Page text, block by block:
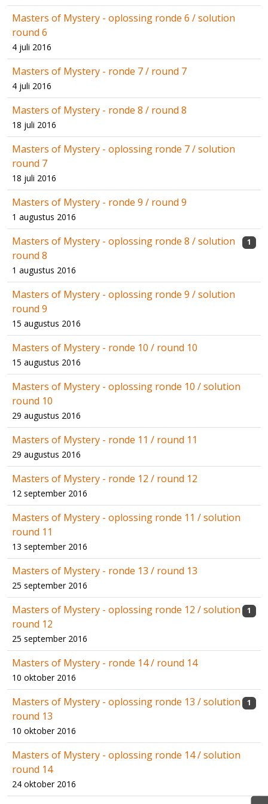
Masters of Mystery - oplossing ronde 6 / solution
round 6
4 juli 2016
Masters of Mystery - ronde 7 / round 7
4 juli 2016
Masters of Mystery - ronde 8 / round 8
18 juli 2016
Masters of Mystery - oplossing ronde 7 / solution
round 7
18 juli 2016
Masters of Mystery - ronde 9 / round 9
1 augustus 2016
Masters of Mystery - oplossing ronde 8 / solution
round 8
1 augustus 2016
1
Masters of Mystery - oplossing ronde 9 / solution
round 9
15 augustus 2016
Masters of Mystery - ronde 10 / round 10
15 augustus 2016
Masters of Mystery - oplossing ronde 10 / solution
round 10
29 augustus 2016
Masters of Mystery - ronde 11 / round 11
29 augustus 2016
Masters of Mystery - ronde 12 / round 12
12 september 2016
Masters of Mystery - oplossing ronde 11 / solution
round 11
13 september 2016
Masters of Mystery - ronde 13 / round 13
25 september 2016
Masters of Mystery - oplossing ronde 12 / solution
round 12
25 september 2016
1
Masters of Mystery - ronde 14 / round 14
10 oktober 2016
Masters of Mystery - oplossing ronde 13 / solution
round 13
10 oktober 2016
1
Masters of Mystery - oplossing ronde 14 / solution
round 14
24 oktober 2016